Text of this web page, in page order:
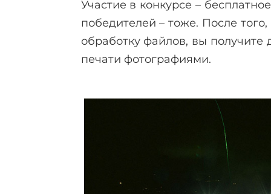
Участие в конкурсе –
победителей – тоже. После
обработку файлов, вы получите
печати фотографиями.